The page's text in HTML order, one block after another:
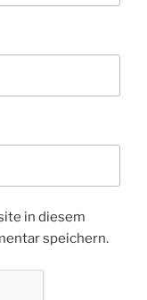
in diesem
speichern.